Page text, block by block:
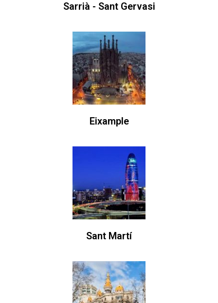
Sarrià - Sant Gervasi
Eixample
Sant Martí